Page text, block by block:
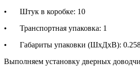
•
Штук в коробке: 10
•
Транспортная упаковка: 1
•
Габариты упаковки (ШхДхВ):
Выполняем установку дверных